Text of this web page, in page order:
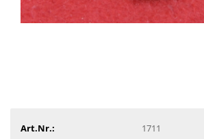
Art.Nr.:
1711